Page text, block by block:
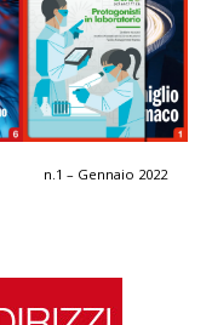
n.1 – Gennaio 2022